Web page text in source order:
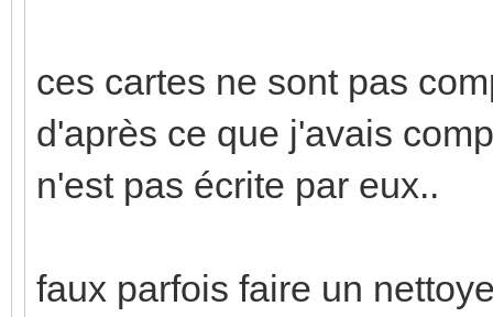
ces cartes ne sont pas
d'après ce que j'avais
n'est pas écrite par eux..
faux parfois faire un